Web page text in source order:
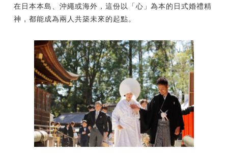
在日本本島、沖繩或海外，這份以「心」為本的日式婚禮精
神，都能成為兩人共築未來的起點。